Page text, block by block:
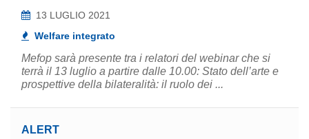
13 LUGLIO 2021
Welfare integrato
Mefop sarà presente tra i relatori del webinar che si
terrà il 13 luglio a partire dalle 10.00: Stato dell’arte e
prospettive della bilateralità: il ruolo dei ...
ALERT